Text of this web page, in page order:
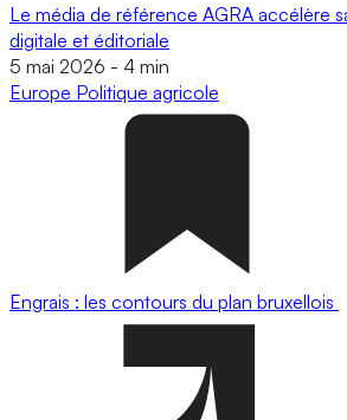
Le média de référence AGRA accélère
digitale et éditoriale
5 mai 2026 - 4 min
Europe Politique agricole
Engrais : les contours du plan bruxellois